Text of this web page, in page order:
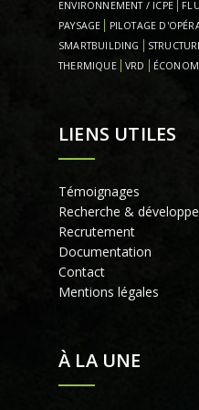
ENVIRONNEMENT / ICPE
PAYSAGE
PILOTAGE
SMARTBUILDING
THERMIQUE
VRD
LIENS UTILES
Témoignages
Recherche &
Recrutement
Documentation
Contact
Mentions légales
À LA UNE